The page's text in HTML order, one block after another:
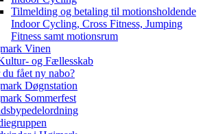
Tilmelding og betaling til motionsholdende
Indoor Cycling, Cross Fitness, Jumping
Fitness samt motionsrum
Vinen
og Fællesskab
fået ny nabo?
Døgnstation
Sommerfest